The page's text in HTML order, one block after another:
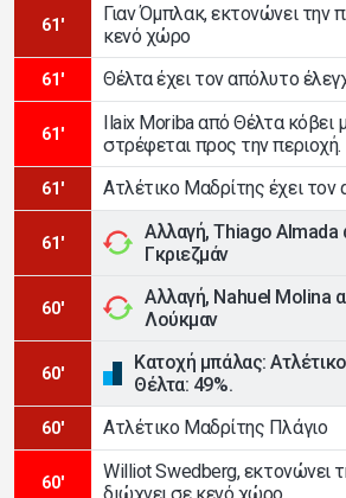
61'
Γιαν Όμπλακ, εκτονώνει την
κενό χώρο
61' Θέλτα έχει τον απόλυτο
61'
Ilaix Moriba από Θέλτα κόβει
στρέφεται προς την περιοχή.
61' Ατλέτικο Μαδρίτης έχει τον
61'
Αλλαγή, Thiago Almada
Γκριεζμάν
60'
Αλλαγή, Nahuel Molina
Λούκμαν
60'
Κατοχή μπάλας:
Θέλτα: 49%.
60' Ατλέτικο Μαδρίτης Πλάγιο
60'
Williot Swedberg, εκτονώνει